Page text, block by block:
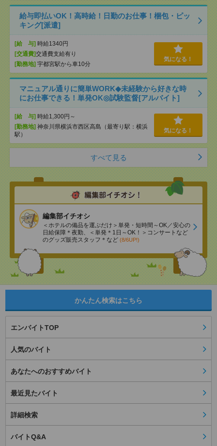
給与即払いOK！高時給！日勤のお仕事！梱包・ピッ
キング[派遣]
[給 与] 時給1340円
[交通費]交通費支給有り
[勤務地] 宇都宮駅から車10分
気になる！
マニュアル通りに簡単WORK◆未経験から好きな時
にお仕事できる！単発OK◎試験監督[アルバイト]
[給 与] 時給1,300円～
[勤務地] 神奈川県横浜市西区高島（最寄り駅：横浜
駅）
気になる！
すべて見る
編集部イチオシ
＜ホテルの備品を運ぶだけ＞単発・短時間～OK／安心の
日給保障＊夜勤、＜単発＊1日～OK！＞コンサートなど
のグッズ販売スタッフ＊など (8/6UP!)
かんたん検索はこちら
エンバイトTOP
人気のバイト
あなたへのおすすめバイト
最近見たバイト
詳細検索
バイトQ&A